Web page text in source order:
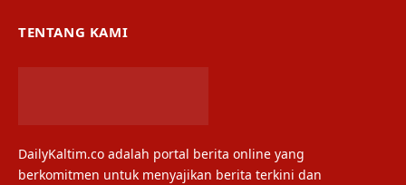
TENTANG KAMI
DailyKaltim.co adalah portal berita online yang
berkomitmen untuk menyajikan berita terkini dan